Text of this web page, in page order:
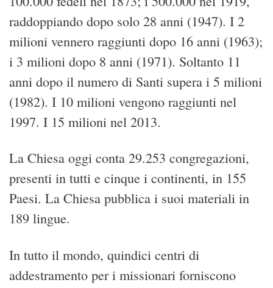
raddoppiando dopo solo 28 anni (1947). I 2
milioni vennero raggiunti dopo 16 anni (1963);
i 3 milioni dopo 8 anni (1971). Soltanto 11
anni dopo il numero di Santi supera i 5 milioni
(1982). I 10 milioni vengono raggiunti nel
1997. I 15 milioni nel 2013.
La Chiesa oggi conta 29.253 congregazioni,
presenti in tutti e cinque i continenti, in 155
Paesi. La Chiesa pubblica i suoi materiali in
189 lingue.
In tutto il mondo, quindici centri di
addestramento per i missionari forniscono